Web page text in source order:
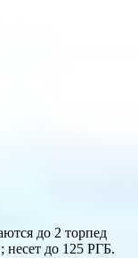
до 2 торпед
до 125 РГБ.